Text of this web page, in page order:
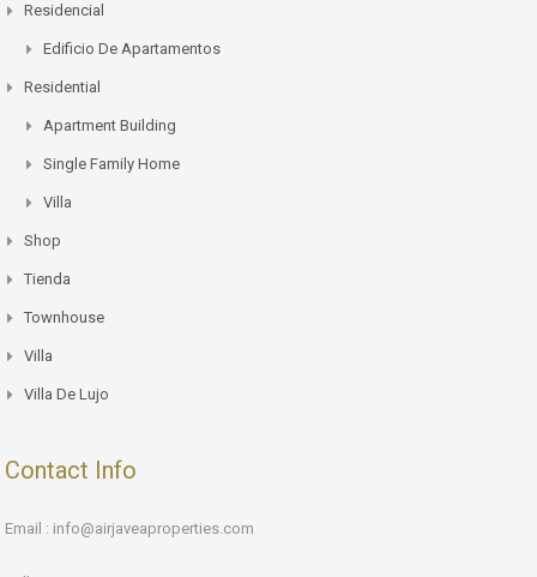
Residencial
Edificio De Apartamentos
Residential
Apartment Building
Single Family Home
Villa
Shop
Tienda
Townhouse
Villa
Villa De Lujo
Contact Info
Email : info@airjaveaproperties.com